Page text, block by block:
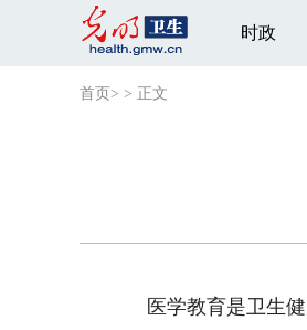
时政
首页 > > 正文
医学教育是卫生健